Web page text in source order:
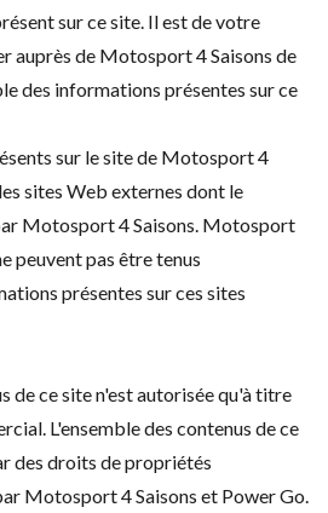
sur ce site. Il est de votre
auprès de Motosport 4 Saisons de
des informations présentes sur ce
sur le site de Motosport 4
sites Web externes dont le
Motosport 4 Saisons. Motosport
peuvent pas être tenus
présentes sur ces sites
de ce site n'est autorisée qu'à titre
L'ensemble des contenus de ce
des droits de propriétés
Motosport 4 Saisons et Power Go.